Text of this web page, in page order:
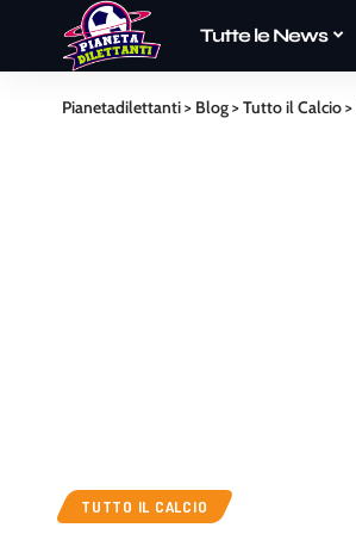
Tutte le News
Pianetadilettanti> Blog>Tutto il Calcio>
TUTTO IL CALCIO